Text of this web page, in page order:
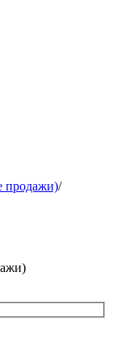
продажи)/